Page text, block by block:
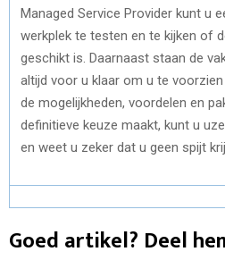
Managed Service Provider kunt u
werkplek te testen en te kijken of
geschikt is. Daarnaast staan de
altijd voor u klaar om u te
de mogelijkheden, voordelen en
definitieve keuze maakt, kunt u
en weet u zeker dat u geen spijt
Goed artikel? Deel